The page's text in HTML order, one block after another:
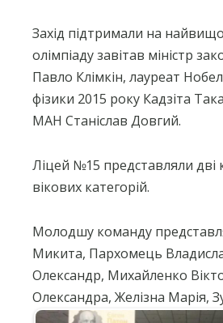
Захід підтримали на
олімпіаду завітав міністр
Павло Клімкін, лауреат
фізики 2015 року Кадзіта
МАН Станіслав Довгий.
Ліцей №15 представляли дві
вікових категорій.
Молодшу команду
Микита, Пархомець
Олександр, Михайленко
Олександра, Желізна Марія,